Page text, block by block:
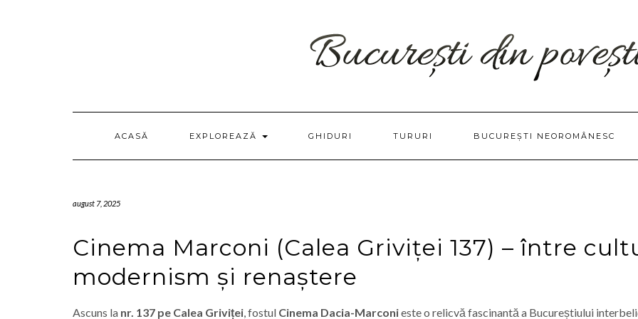
ACASĂ EXPLOREAZĂ GHIDURI TURURI BUCUREȘTI NEOROMÂNESC
august 7, 2025
Cinema Marconi (Calea Griviței 137) – între
modernism și renaștere
Ascuns la nr. 137 pe Calea Griviței, fostul Cinema Dacia-Marconieste o relicvă fascinantă a Bucureștiului